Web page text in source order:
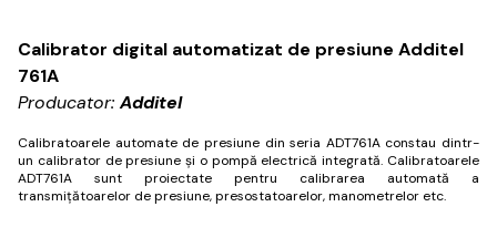
Calibrator digital automatizat de presiune Additel
761A
Producator:Additel
Calibratoarele automate de presiune din seria ADT761A constau dintr-
un calibrator de presiune și o pompă electrică integrată. Calibratoarele
ADT761A sunt proiectate pentru calibrarea automată a
transmițătoarelor de presiune, presostatoarelor, manometrelor etc.